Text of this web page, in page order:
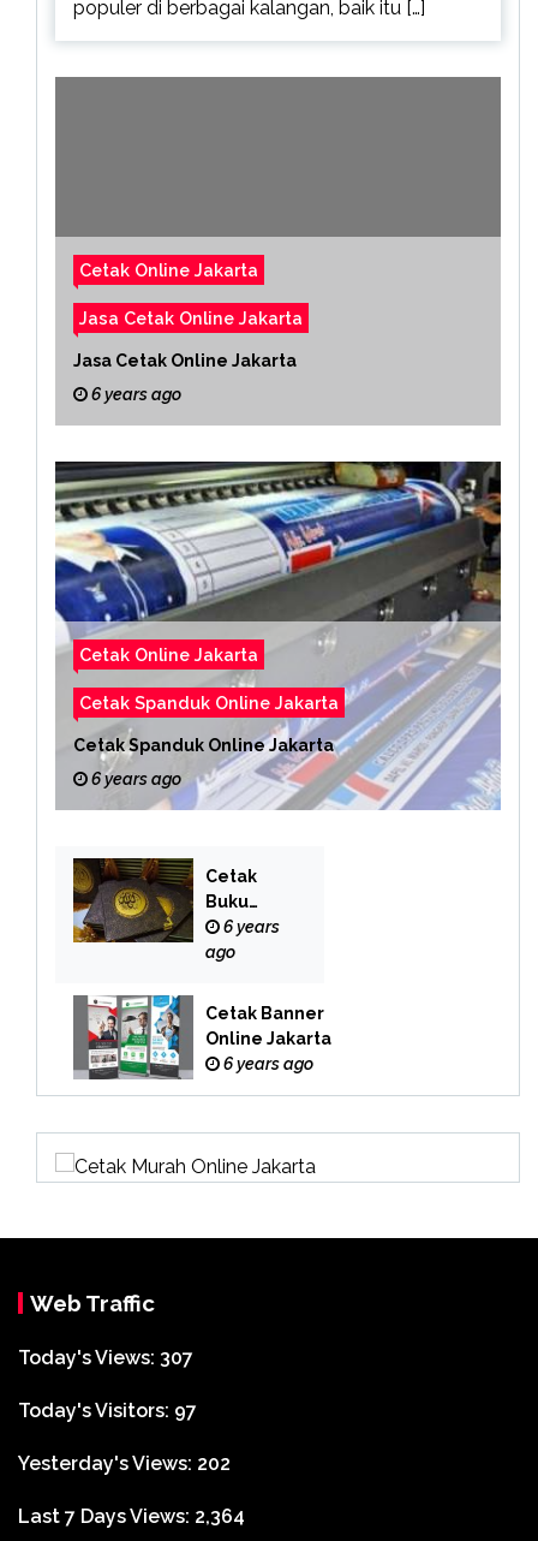
populer di berbagai kalangan, baik itu […]
Cetak Online Jakarta
Jasa Cetak Online Jakarta
Jasa Cetak Online Jakarta
6 years ago
Cetak Online Jakarta
Cetak Spanduk Online Jakarta
Cetak Spanduk Online Jakarta
6 years ago
Cetak
Buku
Yasin
Online
6 years
ago
Cetak Banner
Online Jakarta
6 years ago
Web Traffic
Today's Views: 307
Today's Visitors: 97
Yesterday's Views: 202
Last 7 Days Views: 2,364